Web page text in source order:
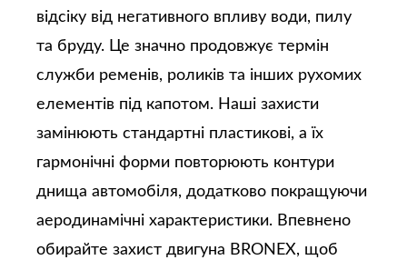
відсіку від негативного впливу води, пилу
та бруду. Це значно продовжує термін
служби ременів, роликів та інших рухомих
елементів під капотом. Наші захисти
замінюють стандартні пластикові, а їх
гармонічні форми повторюють контури
днища автомобіля, додатково покращуючи
аеродинамічні характеристики. Впевнено
обирайте захист двигуна BRONEX, щоб